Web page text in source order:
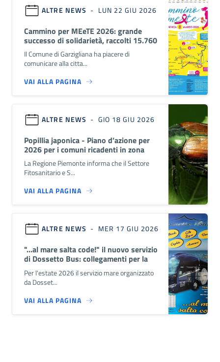
ALTRE NEWS - LUN 22 GIU 2026
Cammino per MEeTE 2026: grande
successo di solidarietà, raccolti 15.760
euro
Il Comune di Garzigliana ha piacere di
comunicare alla citta...
VAI ALLA PAGINA
ALTRE NEWS - GIO 18 GIU 2026
Popillia japonica - Piano d’azione per
2026 per i comuni ricadenti in zona
infestata
La Regione Piemonte informa che il Settore
Fitosanitario e S...
VAI ALLA PAGINA
ALTRE NEWS - MER 17 GIU 2026
"...al mare salta code!" il nuovo servizio
di Dossetto Bus: collegamenti per la
Riviera Ligure fino al 13...
Per l'estate 2026 il servizio mare organizzato
da Dosset...
VAI ALLA PAGINA